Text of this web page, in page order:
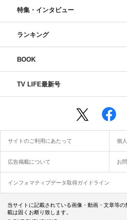
特集・インタビュー
ランキング
BOOK
TV LIFE最新号
サイトのご利用にあたって 個
広告掲載について お
インフォマティブデータ取得ガイドライン
当サイトに記載されている画像・動画・文章等の
載は固くお断り致します。